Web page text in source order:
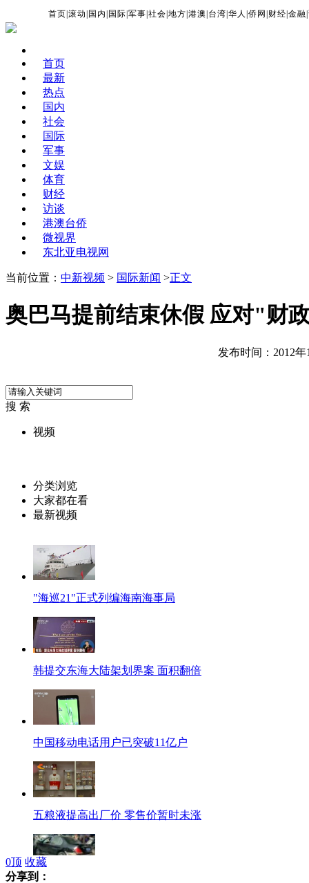
首页 |滚动 国内 国际 |军事 |社会 |地方 |港澳 台湾 |华人 |侨网 财经 |金融 |
首页
最新
热点
国内
社会
国际
军事
文娱
体育
财经
访谈
港澳台侨
微视界
东北亚电视网
当前位置： 中新视频 > 国际新闻 >正文
奥巴马提前结束休假 应对"财
发布时间：2012年
搜 索
视频
分类浏览
大家都在看
最新视频
"海巡21"正式列编海南海事局
韩提交东海大陆架划界案 面积翻倍
中国移动电话用户已突破11亿户
五粮液提高出厂价 零售价暂时未涨
0顶 收藏
分享到：